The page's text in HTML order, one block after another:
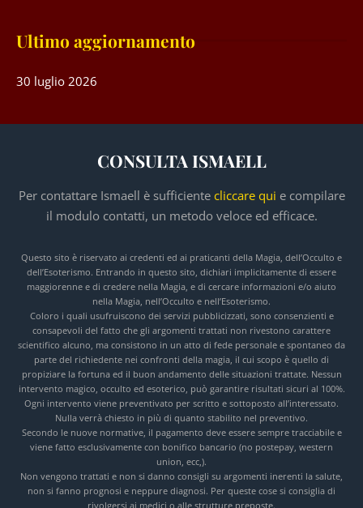
Ultimo aggiornamento
30 luglio 2026
CONSULTA ISMAELL
Per contattare Ismaell è sufficiente cliccare qui e compilare
il modulo contatti, un metodo veloce ed efficace.
Questo sito è riservato ai credenti ed ai praticanti della Magia, dell’Occulto e
dell’Esoterismo. Entrando in questo sito, dichiari implicitamente di essere
maggiorenne e di credere nella Magia, e di cercare informazioni e/o aiuto
nella Magia, nell’Occulto e nell’Esoterismo.
Coloro i quali usufruiscono dei servizi pubblicizzati, sono consenzienti e
consapevoli del fatto che gli argomenti trattati non rivestono carattere
scientifico alcuno, ma consistono in un atto di fede personale e spontaneo da
parte del richiedente nei confronti della magia, il cui scopo è quello di
propiziare la fortuna ed il buon andamento delle situazioni trattate. Nessun
intervento magico, occulto ed esoterico, può garantire risultati sicuri al 100%.
Ogni intervento viene preventivato per scritto e sottoposto all’interessato.
Nulla verrà chiesto in più di quanto stabilito nel preventivo.
Secondo le nuove normative, il pagamento deve essere sempre tracciabile e
viene fatto esclusivamente con bonifico bancario (no postepay, western
union, ecc,).
Non vengono trattati e non si danno consigli su argomenti inerenti la salute,
non si fanno prognosi e neppure diagnosi. Per queste cose si consiglia di
rivolgersi ai medici o alle strutture preposte.